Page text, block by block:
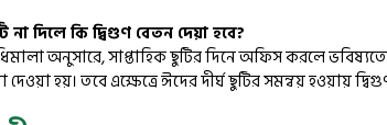
না দিলে কি দ্বিগুণ বেতন দেয়া হবে?
অনুসারে, সাপ্তাহিক ছুটির দিনে অফিস করলে
দেওয়া হয়। তবে এক্ষেত্রে ঈদের দীর্ঘ ছুটির সমন্বয় হওয়ায়